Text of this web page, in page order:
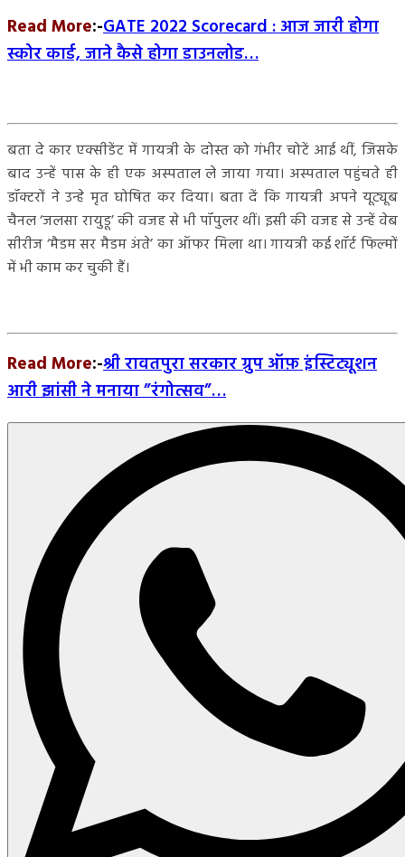
Read More:-GATE 2022 Scorecard : आज जारी होगा
स्कोर कार्ड, जाने कैसे होगा डाउनलोड…
बता दे कार एक्सीडेंट में गायत्री के दोस्त को गंभीर चोटें आई थीं, जिसके
बाद उन्‍हें पास के ही एक अस्पताल ले जाया गया। अस्पताल पहुंचते ही
डॉक्टरों ने उन्हे मृत घोषित कर दिया। बता दें कि गायत्री अपने यूट्यूब
चैनल ‘जलसा रायुडू’ की वजह से भी पॉपुलर थीं। इसी की वजह से उन्हें वेब
सीरीज ‘मैडम सर मैडम अंते’ का ऑफर मिला था। गायत्री कई शॉर्ट फिल्‍मों
में भी काम कर चुकी हैं।
Read More:-श्री रावतपुरा सरकार ग्रुप ऑफ़ इंस्टिट्यूशन
आरी झांसी ने मनाया ”रंगोत्सव”…